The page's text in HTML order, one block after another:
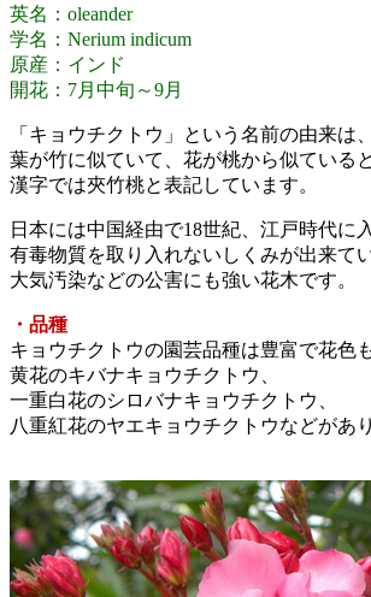
英名：oleander
学名：Nerium indicum
原産：インド
開花：7月中旬～9月
「キョウチクトウ」という名前の由来は、
葉が竹に似ていて、花が桃から似ている
漢字では夾竹桃と表記しています。
日本には中国経由で18世紀、江戸時代に
有毒物質を取り入れないしくみが出来て
大気汚染などの公害にも強い花木です。
・品種
キョウチクトウの園芸品種は豊富で花色
黄花のキバナキョウチクトウ、
一重白花のシロバナキョウチクトウ、
八重紅花のヤエキョウチクトウなどがあ